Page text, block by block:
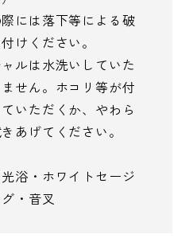
には落下等による破
けください。
ルは水洗いしていた
せん。ホコリ等が付
いただくか、やわら
あげてください。
浴・ホワイトセージ
・音叉